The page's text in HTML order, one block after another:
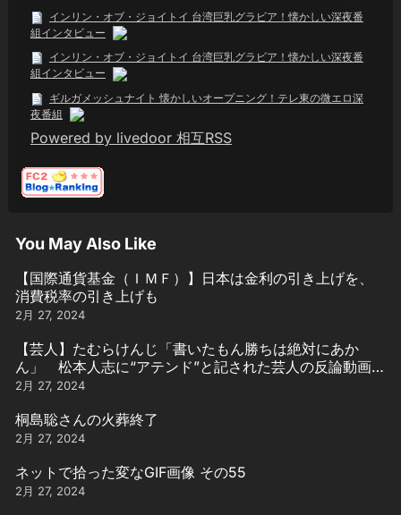
インリン・オブ・ジョイトイ 台湾巨乳グラビア！懐かしい深夜番
組インタビュー
インリン・オブ・ジョイトイ 台湾巨乳グラビア！懐かしい深夜番
組インタビュー
ギルガメッシュナイト 懐かしいオープニング！テレ東の微エロ深
夜番組
Powered by livedoor 相互RSS
You May Also Like
【国際通貨基金（ＩＭＦ）】日本は金利の引き上げを、
消費税率の引き上げも
2月 27, 2024
【芸人】たむらけんじ「書いたもん勝ちは絶対にあか
ん」 松本人志に“アテンド”と記された芸人の反論動画引
用
2月 27, 2024
桐島聡さんの火葬終了
2月 27, 2024
ネットで拾った変なGIF画像 その55
2月 27, 2024